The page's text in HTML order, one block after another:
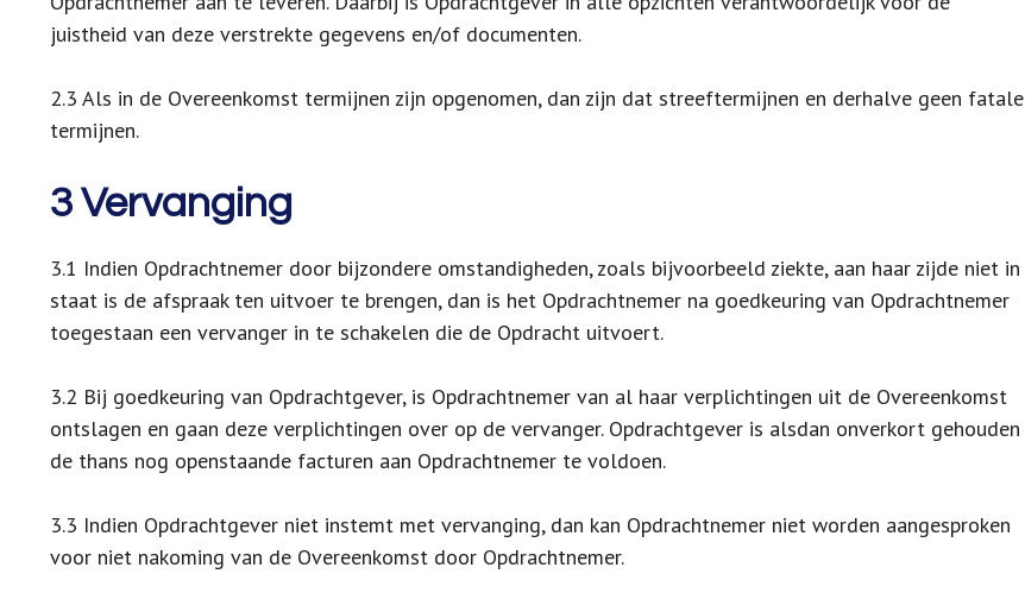
juistheid van deze verstrekte gegevens en/of documenten.
2.3 Als in de Overeenkomst termijnen zijn opgenomen, dan zijn dat streeftermijnen en derhalve geen fatale
termijnen.
3 Vervanging
3.1 Indien Opdrachtnemer door bijzondere omstandigheden, zoals bijvoorbeeld ziekte, aan haar zijde niet in
staat is de afspraak ten uitvoer te brengen, dan is het Opdrachtnemer na goedkeuring van Opdrachtnemer
toegestaan een vervanger in te schakelen die de Opdracht uitvoert.
3.2 Bij goedkeuring van Opdrachtgever, is Opdrachtnemer van al haar verplichtingen uit de Overeenkomst
ontslagen en gaan deze verplichtingen over op de vervanger. Opdrachtgever is alsdan onverkort gehouden
de thans nog openstaande facturen aan Opdrachtnemer te voldoen.
3.3 Indien Opdrachtgever niet instemt met vervanging, dan kan Opdrachtnemer niet worden aangesproken
voor niet nakoming van de Overeenkomst door Opdrachtnemer.